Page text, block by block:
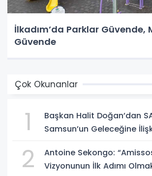
İlkadım’da Parklar Güvende,
Güvende
Çok Okunanlar
1
Başkan Halit Doğan’dan
Samsun’un Geleceğine
2
Antoine Sekongo:
Vizyonunun İlk Adımı